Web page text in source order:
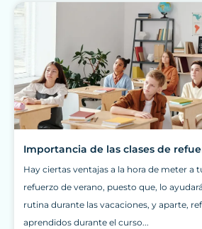
Importancia de las clases de
Hay ciertas ventajas a la hora de meter a
refuerzo de verano, puesto que, lo
rutina durante las vacaciones, y aparte,
aprendidos durante el curso...